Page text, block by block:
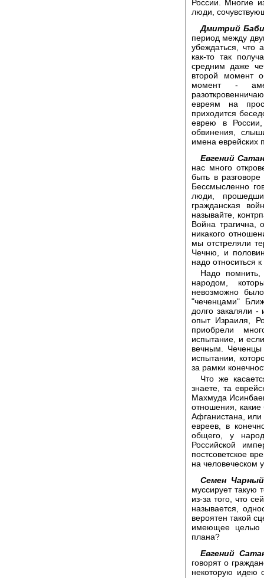
России. Многие
люди,
Дмитрий
период между
убеждаться, что
как-то так
средним даже
второй момент
момент -
евреям на
приходится
еврею в
обвинения,
имена еврейских
Евгений
нас много
быть в
Бессмысленно
люди,
гражданская
называйте,
Война трагична,
никакого
мы отстреляли
Чечню, и
надо относиться
Надо
народом,
невозможно
"чеченцами"
долго закаляли
опыт Израиля,
приобрели
испытание, и
вечным.
испытании,
за рамки
Что же
знаете, та
Махмуда
отношения, какие
Афганистана, или
евреев, в
общего, у
Российской
постсоветское
на человеческом
Семен
муссирует такую
из-за того, что
называется,
вероятен такой
имеющее целью
плана?
Евгений
говорят о
некоторую идею